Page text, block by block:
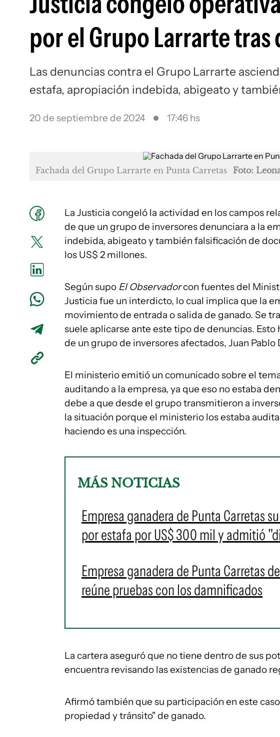
por el Grupo Larrarte
Las denuncias contra el Grupo Larrarte
estafa, apropiación indebida, abigeato y
20 de septiembre de 2024 17:46 hs
Fachada del Grupo Larrarte en Punta Carretas Foto:
La Justicia congeló la actividad en los campos
de que un grupo de inversores denunciara a la
indebida, abigeato y también falsificación de
los US$ 2 millones.
Según supo El Observadorcon fuentes del
Justicia fue un interdicto, lo cual implica que la
movimiento de entrada o salida de ganado. Se
suele aplicarse ante este tipo de denuncias.
de un grupo de inversores afectados, Juan Pablo
El ministerio emitió un comunicado sobre el
auditando a la empresa, ya que eso no estaba
debe a que desde el grupo transmitieron a
la situación porque el ministerio los estaba
haciendo es una inspección.
MÁS NOTICIAS
Empresa ganadera de Punta Carretas
por estafa por US$ 300 mil y admitió
Empresa ganadera de Punta Carretas
reúne pruebas con los damnificados
La cartera aseguró que no tiene dentro de sus
encuentra revisando las existencias de ganado
Afirmó también que su participación en este
propiedad y tránsito" de ganado.